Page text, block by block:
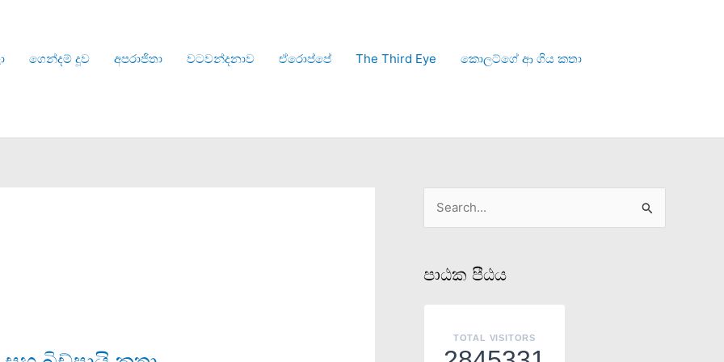
ගෙන්දම් දූව අපරාජිතා වටවන්දනාව ඒරොප්පේ The Third Eye
කොලට්ගේ ආ ගිය කතා
r
c
පාඨක පීඨය
TOTAL VISITORS